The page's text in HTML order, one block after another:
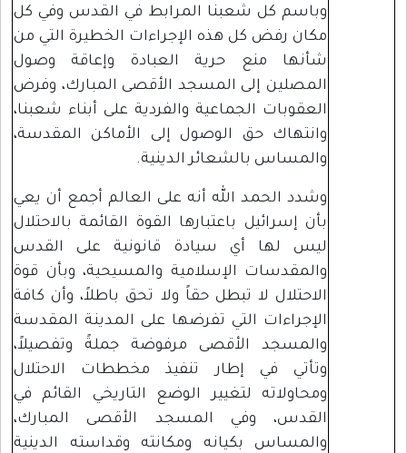
وباسم كل شعبنا المرابط في القدس وفي كل
مكان رفض كل هذه الإجراءات الخطيرة التي من
شأنها منع حرية العبادة وإعاقة وصول
المصلين إلى المسجد الأقصى المبارك، وفرض
العقوبات الجماعية والفردية على أبناء شعبنا،
وانتهاك حق الوصول إلى الأماكن المقدسة،
والمساس بالشعائر الدينية.
وشدد الحمد الله أنه على العالم أجمع أن يعي
بأن إسرائيل باعتبارها القوة القائمة بالاحتلال
ليس لها أي سيادة قانونية على القدس
والمقدسات الإسلامية والمسيحية، وبأن قوة
الاحتلال لا تبطل حقاً ولا تحق باطلاً، وأن كافة
الإجراءات التي تفرضها على المدينة المقدسة
والمسجد الأقصى مرفوضة جملةً وتفصيلاً،
وتأتي في إطار تنفيذ مخططات الاحتلال
ومحاولاته لتغيير الوضع التاريخي القائم في
القدس، وفي المسجد الأقصى المبارك،
والمساس بكيانه ومكانته وقداسته الدينية